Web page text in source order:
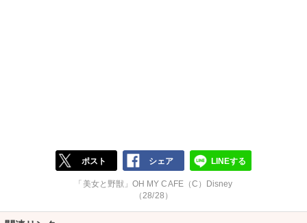
ポスト シェア LINEする
「美女と野獣」OH MY CAFE（C）Disney
（28/28）